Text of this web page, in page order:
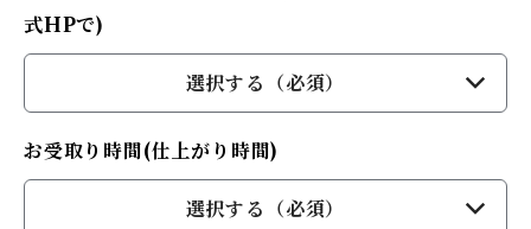
式HPで)
選択する（必須）
お受取り時間(仕上がり時間)
選択する（必須）